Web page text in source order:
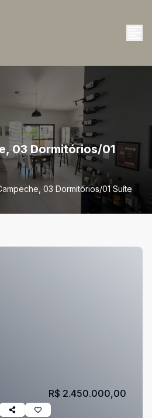
03 Dormitórios/01
03 Dormitórios/01 Suíte
R$ 2.450.000,00